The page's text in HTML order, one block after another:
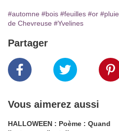
#automne #bois #feuilles #or #pluie
de Chevreuse #Yvelines
Partager
Vous aimerez aussi
HALLOWEEN : Poème : Quand